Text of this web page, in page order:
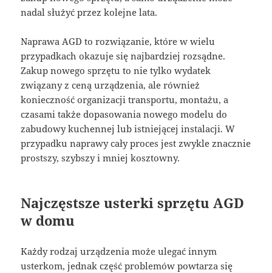
nadal służyć przez kolejne lata.
Naprawa AGD to rozwiązanie, które w wielu
przypadkach okazuje się najbardziej rozsądne.
Zakup nowego sprzętu to nie tylko wydatek
związany z ceną urządzenia, ale również
konieczność organizacji transportu, montażu, a
czasami także dopasowania nowego modelu do
zabudowy kuchennej lub istniejącej instalacji. W
przypadku naprawy cały proces jest zwykle znacznie
prostszy, szybszy i mniej kosztowny.
Najczęstsze usterki sprzętu AGD
w domu
Każdy rodzaj urządzenia może ulegać innym
usterkom, jednak część problemów powtarza się